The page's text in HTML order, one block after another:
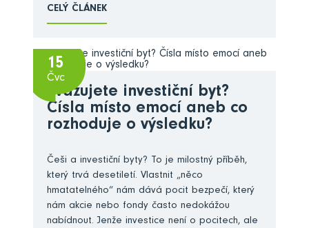
CELÝ ČLÁNEK
15
Čvc
Zvažujete investiční byt?
Čísla místo emocí aneb co
rozhoduje o výsledku?
Češi a investiční byty? To je milostný příběh,
který trvá desetiletí. Vlastnit „něco
hmatatelného“ nám dává pocit bezpečí, který
nám akcie nebo fondy často nedokážou
nabídnout. Jenže investice není o pocitech, ale